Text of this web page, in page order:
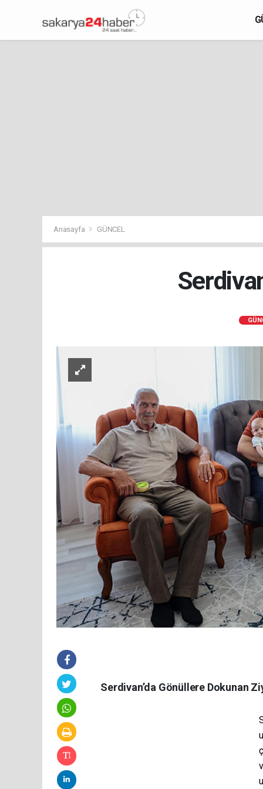
Anasayfa GÜNCEL
Serdivan’da Gönüllere Dokunan